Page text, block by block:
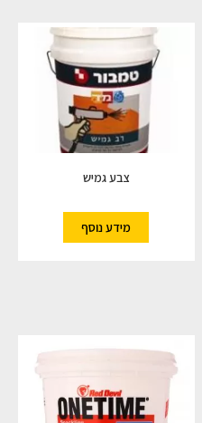
צבע גמיש
מידע נוסף